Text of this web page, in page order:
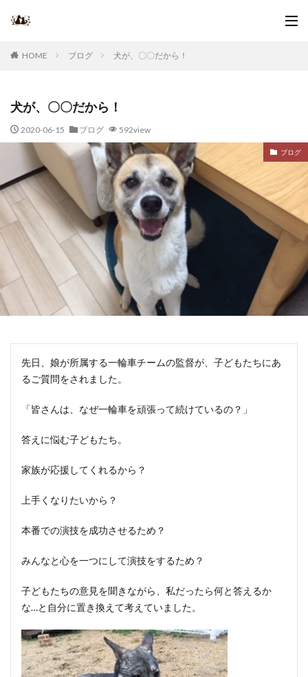
HOME ブログ 犬が、〇〇だから！
犬が、〇〇だから！
2020-06-15 ブログ 592view
ブログ
先日、娘が所属する一輪車チームの監督が、子どもたちにあ
るご質問をされました。
「皆さんは、なぜ一輪車を頑張って続けているの？」
答えに悩む子どもたち。
家族が応援してくれるから？
上手くなりたいから？
本番での演技を成功させるため？
みんなと心を一つにして演技をするため？
子どもたちの意見を聞きながら、私だったら何と答えるか
な…と自分に置き換えて考えていました。